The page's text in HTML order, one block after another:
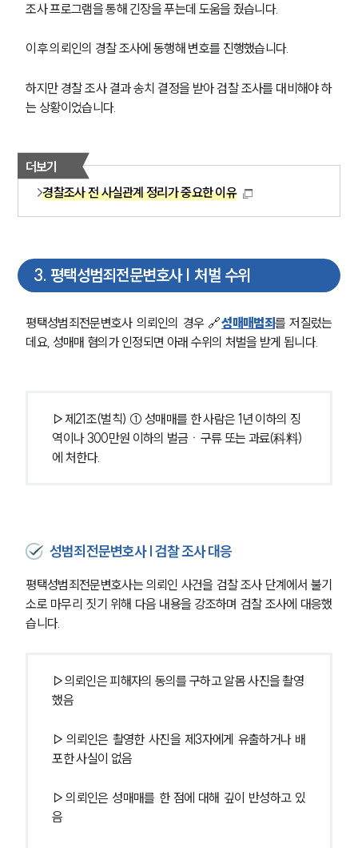
조사 프로그램을 통해 긴장을 푸는데 도움을 줬습니다.
이후 의뢰인의 경찰 조사에 동행해 변호를 진행했습니다.
하지만 경찰 조사 결과 송치 결정을 받아 검찰 조사를 대비해야 하
는 상황이었습니다.
더보기
경찰조사 전 사실관계 정리가 중요한 이유
3. 평택성범죄전문변호사 | 처벌 수위
평택성범죄전문변호사 의뢰인의 경우 🔗성매매범죄를 저질렀는
데요, 성매매 혐의가 인정되면 아래 수위의 처벌을 받게 됩니다.
▷제21조(벌칙) ① 성매매를 한 사람은 1년 이하의 징
역이나 300만원 이하의 벌금ㆍ구류 또는 과료(科料)
에 처한다.
성범죄전문변호사 | 검찰 조사 대응
평택성범죄전문변호사는 의뢰인 사건을 검찰 조사 단계에서 불기
소로 마무리 짓기 위해 다음 내용을 강조하며 검찰 조사에 대응했
습니다.
▷의뢰인은 피해자의 동의를 구하고 알몸 사진을 촬영
했음
▷의뢰인은 촬영한 사진을 제3자에게 유출하거나 배
포한 사실이 없음
▷의뢰인은 성매매를 한 점에 대해 깊이 반성하고 있
음